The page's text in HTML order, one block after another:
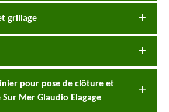
grillage
pour pose de clôture et
Mer Glaudio Elagage